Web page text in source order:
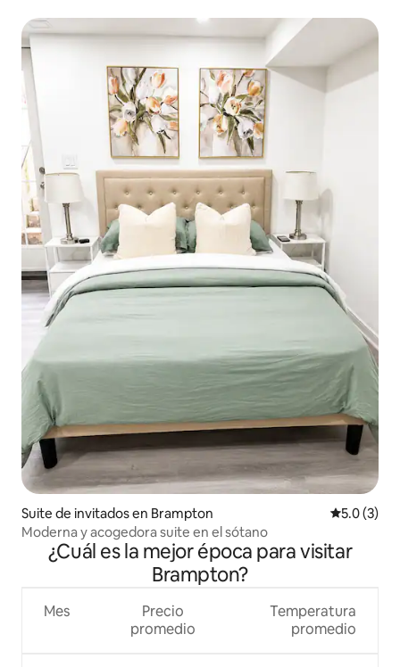
Suite de invitados en Brampton
5.0 (3)
Moderna y acogedora suite en el sótano
¿Cuál es la mejor época para visitar
Brampton?
Mes
Precio
promedio
Temperatura
promedio